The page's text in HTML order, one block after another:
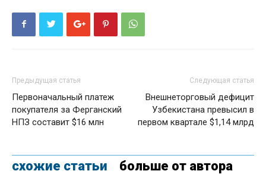
Предыдущая статья
Первоначальный платеж
покупателя за Ферганский
НПЗ составит $16 млн
Следующая статья
Внешнеторговый дефицит
Узбекистана превысил в
первом квартале $1,14 млрд
схожие статьи больше от автора